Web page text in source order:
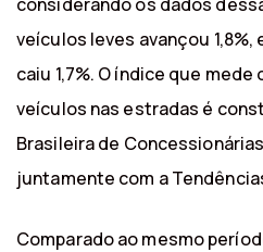
veículos leves avançou
caiu 1,7%. O índice que
veículos nas estradas é
Brasileira de
juntamente com a
Comparado ao mesmo